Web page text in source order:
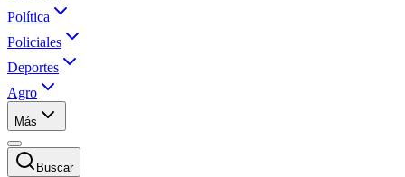
Política
Policiales
Deportes
Agro
Más
Buscar